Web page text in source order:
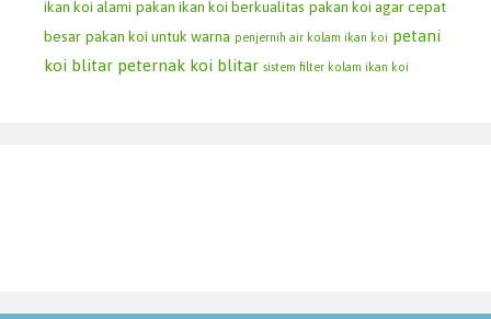
ikan koi alami pakan ikan koi berkualitas pakan koi agar cepat
besar pakan koi untuk warna penjernih air kolam ikan koi petani
koi blitar peternak koi blitar sistem filter kolam ikan koi